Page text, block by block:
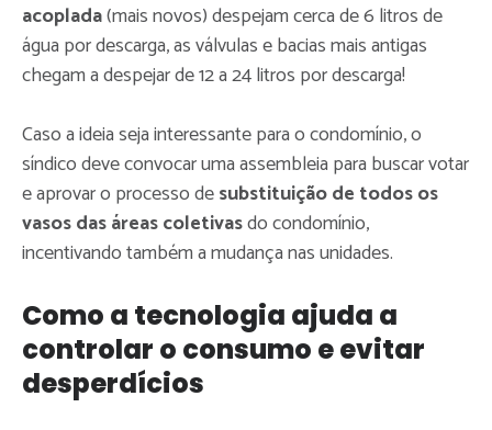
acoplada(mais novos) despejam cerca de 6 litros de
água por descarga, as válvulas e bacias mais antigas
chegam a despejar de 12 a 24 litros por descarga!
Caso a ideia seja interessante para o condomínio, o
síndico deve convocar uma assembleia para buscar votar
e aprovar o processo desubstituição de todos os
vasos das áreas coletivasdo condomínio,
incentivando também a mudança nas unidades.
Como a tecnologia ajuda a
controlar o consumo e evitar
desperdícios